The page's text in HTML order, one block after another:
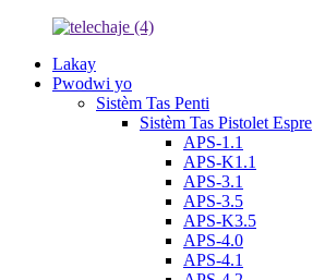
Lakay
Pwodwi yo
Sistèm Tas Penti
Sistèm Tas Pistolet Espre
APS-1.1
APS-K1.1
APS-3.1
APS-3.5
APS-K3.5
APS-4.0
APS-4.1